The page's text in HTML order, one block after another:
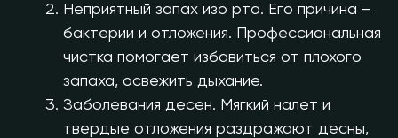
Неприятный запах изо рта. Его причина –
бактерии и отложения. Профессиональная
чистка помогает избавиться от плохого
запаха, освежить дыхание.
Заболевания десен. Мягкий налет и
твердые отложения раздражают десны,